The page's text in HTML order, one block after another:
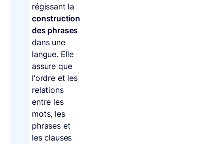
régissant la
construction
des phrases
dans une
langue. Elle
assure que
l’ordre et les
relations
entre les
mots, les
phrases et
les clauses